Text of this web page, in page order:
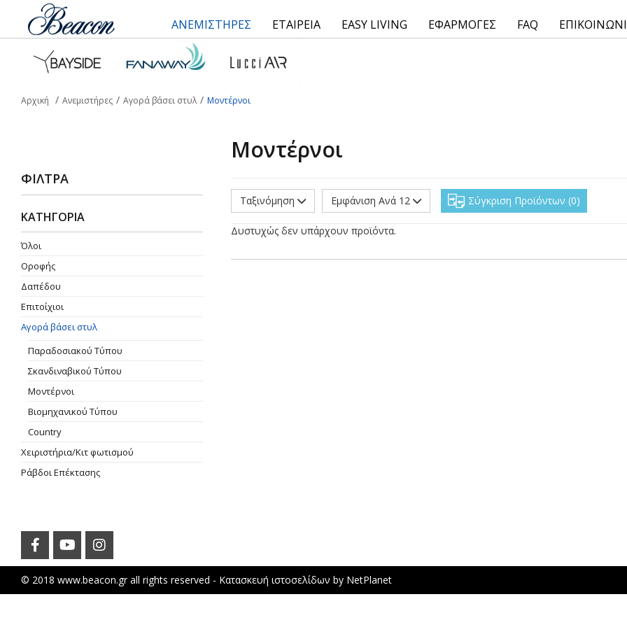
ΑΝΕΜΙΣΤΗΡΕΣ ΕΤΑΙΡΕΙΑ EASY LIVING ΕΦΑΡΜΟΓΕΣ FAQ
Αρχική Ανεμιστήρες Αγορά βάσει στυλ Μοντέρνοι
ΦΊΛΤΡΑ
ΚΑΤΗΓΟΡΙΑ
Όλοι
Οροφής
Δαπέδου
Επιτοίχιοι
Αγορά βάσει στυλ
Παραδοσιακού Τύπου
Σκανδιναβικού Τύπου
Μοντέρνοι
Βιομηχανικού Τύπου
Country
Χειριστήρια/Κιτ φωτισμού
Ράβδοι Επέκτασης
Μοντέρνοι
Ταξινόμηση Εμφάνιση Ανά 12 Σύγκριση Προϊόντων 0
Δυστυχώς δεν υπάρχουν προϊόντα.
© 2018 www.beacon.gr all rights reserved - Κατασκευή ιστοσελίδων by NetPlanet